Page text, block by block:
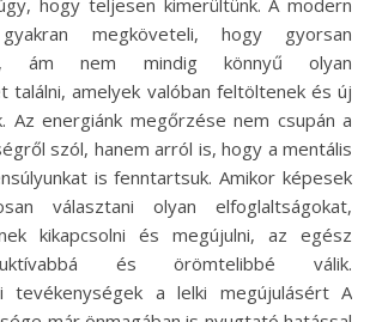
megköveteli, hogy gyorsan
ám nem mindig könnyű olyan
találni, amelyek valóban feltöltenek és új
Az energiánk megőrzése nem csupán a
szól, hanem arról is, hogy a mentális
is fenntartsuk. Amikor képesek
választani olyan elfoglaltságokat,
kikapcsolni és megújulni, az egész
és örömtelibbé válik.
tevékenységek a lelki megújulásért A